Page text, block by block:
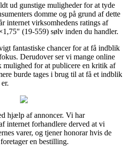
ud gunstige muligheder for at tyde
domme og på grund af dette
internet virksomhedens ratings af
(19-559) sølv inden du handler.
fantastiske chancer for at få indblik
Derudover ser vi mange online
mulighed for at publicere en kritik af
burde tages i brug til at få et indblik
hjælp af annoncer. Vi har
internet forhandlere derved at vi
varer, og tjener honorar hvis de
en bestilling.